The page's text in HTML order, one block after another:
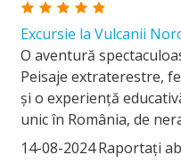
Excursie la Vulcanii
O aventură
Peisaje extraterestre,
și o experiență
unic în România, de
14-08-2024Raportați